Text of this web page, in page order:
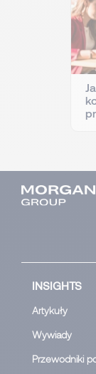
INSIGHTS
Artykuły
Wywiady
Przewodniki